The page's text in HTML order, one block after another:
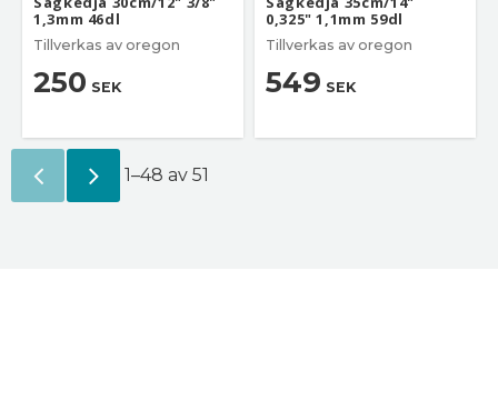
1,3mm 46dl
Tillverkas av oregon
250 SEK
0,325" 1,1mm 59dl
Tillverkas av oregon
549 SEK
1–48 av 51